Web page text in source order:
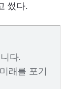
썼다.
다.
래를 포기